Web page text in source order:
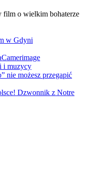
film o wielkim bohaterze
w Gdyni
i muzycy
nie możesz przegapić
Dzwonnik z Notre